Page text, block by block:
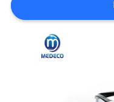
SITEMAP